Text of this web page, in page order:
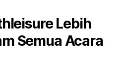
Lebih
Semua Acara